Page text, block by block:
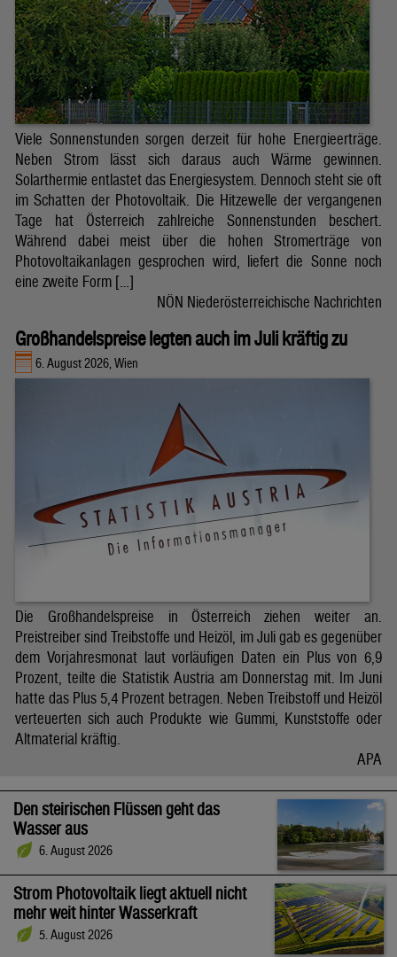
Viele Sonnenstunden sorgen derzeit für hohe Energieerträge.
Neben Strom lässt sich daraus auch Wärme gewinnen.
Solarthermie entlastet das Energiesystem. Dennoch steht sie oft
im Schatten der Photovoltaik. Die Hitzewelle der vergangenen
Tage hat Österreich zahlreiche Sonnenstunden beschert.
Während dabei meist über die hohen Stromerträge von
Photovoltaikanlagen gesprochen wird, liefert die Sonne noch
eine zweite Form […]
NÖN Niederösterreichische Nachrichten
Großhandelspreise legten auch im Juli kräftig zu
6. August 2026, Wien
Die Großhandelspreise in Österreich ziehen weiter an.
Preistreiber sind Treibstoffe und Heizöl, im Juli gab es gegenüber
dem Vorjahresmonat laut vorläufigen Daten ein Plus von 6,9
Prozent, teilte die Statistik Austria am Donnerstag mit. Im Juni
hatte das Plus 5,4 Prozent betragen. Neben Treibstoff und Heizöl
verteuerten sich auch Produkte wie Gummi, Kunststoffe oder
Altmaterial kräftig.
APA
Den steirischen Flüssen geht das
Wasser aus
6. August 2026
Strom Photovoltaik liegt aktuell nicht
mehr weit hinter Wasserkraft
5. August 2026